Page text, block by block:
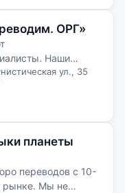
ОРГ»
Наши
ул., 35
планеты
переводов с 10-
рынке. Мы не